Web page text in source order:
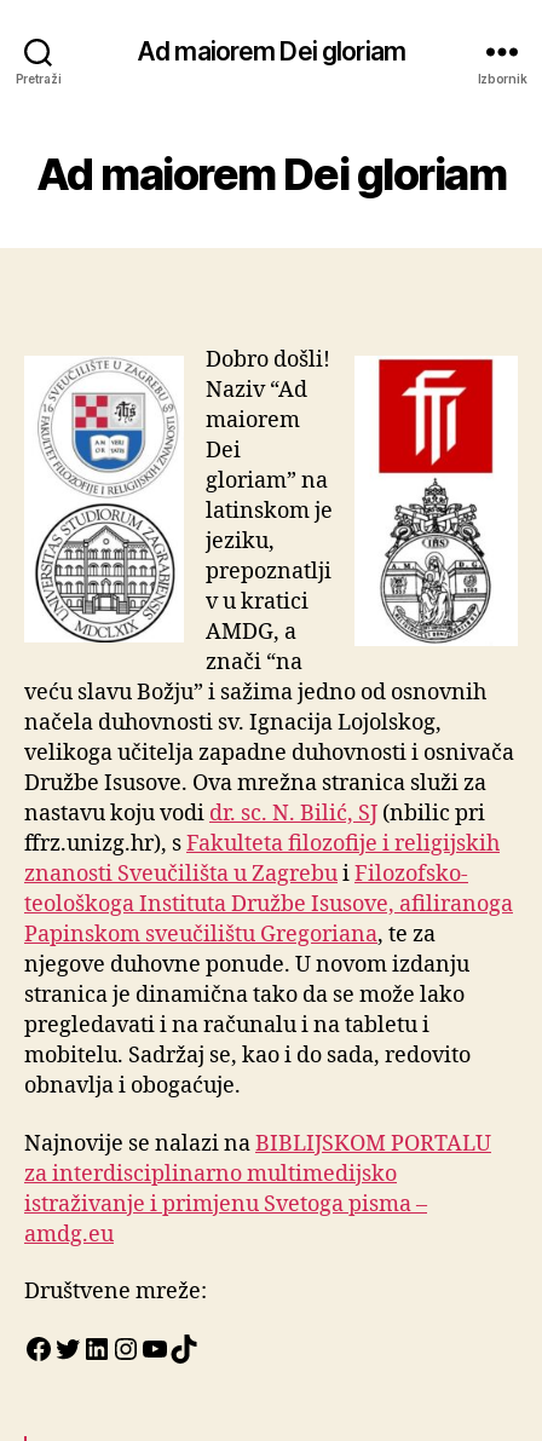
Pretraži
Ad maiorem Dei gloriam
Izbornik
Ad maiorem Dei gloriam
Dobro došli!
Naziv “Ad
maiorem
Dei
gloriam” na
latinskom je
jeziku,
prepoznatlji
v u kratici
AMDG, a
znači “na
veću slavu Božju” i sažima jedno od osnovnih
načela duhovnosti sv. Ignacija Lojolskog,
velikoga učitelja zapadne duhovnosti i osnivača
Družbe Isusove. Ova mrežna stranica služi za
nastavu koju vodi dr. sc. N. Bilić, SJ (nbilic pri
ffrz.unizg.hr), sFakulteta filozofije i religijskih
znanosti Sveučilišta u ZagrebuiFilozofsko-
teološkoga Instituta Družbe Isusove, afiliranoga
Papinskom sveučilištu Gregoriana, te za
njegove duhovne ponude. U novomizdanju
stranica je dinamična tako da se može lako
pregledavati i na računalu i na tabletu i
mobitelu. Sadržaj se, kao i do sada, redovito
obnavlja i obogaćuje.
Najnovije se nalazi naBIBLIJSKOM PORTALU
za interdisciplinarno multimedijsko
istraživanje i primjenu Svetoga pisma –
amdg.eu
Društvene mreže:
Facebook
Twitter
LinkedIn
Instagram
YouTube
TikTok